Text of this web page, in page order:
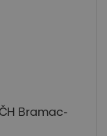
Bramac-